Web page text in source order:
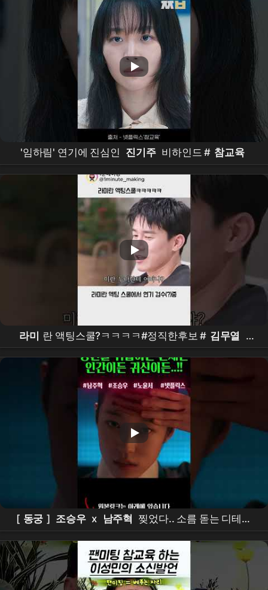
'임하림' 연기에 진심인 진기주 비하인드 # 참교육
라미 란 액팅스쿨?ㅋㅋㅋㅋ#정직한후보 # 김무열
#
비하인드 # 참교육
[ 동궁 ] 조승우 x 남주혁
찢었다.. 소름 돋는 디테일
ㄷㄷ 넷플릭스 신작 [ 동궁 ] 티저 정밀 분석!이건 재미
있는 건 다 있는데??? #the
east palace # netflix